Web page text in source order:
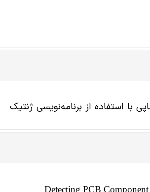
استفاده از برنامه‌نویسی ژنتیک
Detecting PCB